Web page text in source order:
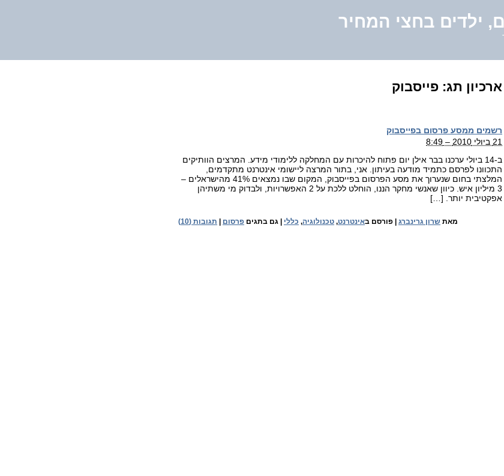
ילדים בחצי המחיר
ארכיון תג: פייסבוק
רשמים ממסע פרסום בפייסבוק
21 ביולי 2010 – 8:49
ב-14 ביולי ערכנו בבר אילן יום פתוח להיכרות עם המחלקה ללימודי מידע. המרצים הוותיקים
התכוונו לפרסם כתמיד מודעה בעיתון. אני, בתור המרצה ליישומי אינטרנט מתקדמים,
המלצתי בחום שנערוך את מסע הפרסום בפייסבוק, המקום שבו נמצאים 41% מהישראלים –
3 מיליון איש. כיוון שאנשי מחקר הננו, הוחלט ללכת על 2 האפשרויות, ולבדוק מי משתיהן
אפקטיבית יותר. […]
מאת שרון גרינברג פורסם באינטרנט, טכנולוגיה, כללי גם בתגים פרסום תגובות (10)